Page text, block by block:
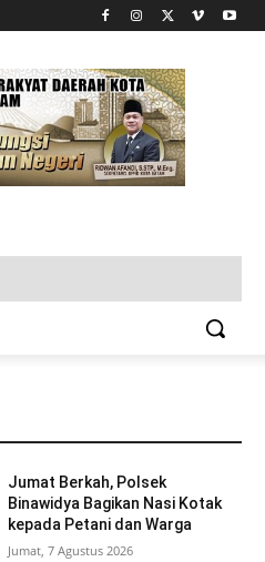
Jumat Berkah, Polsek
Binawidya Bagikan Nasi Kotak
kepada Petani dan Warga
Jumat, 7 Agustus 2026